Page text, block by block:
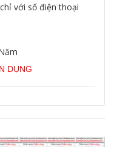
với số điện thoại
DỤNG